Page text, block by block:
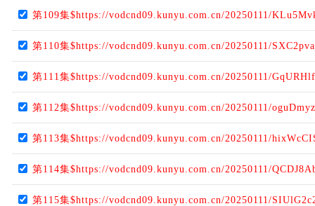
第109集$https://vodcnd09.kunyu.com.cn/20250111/
第110集$https://vodcnd09.kunyu.com.cn/20250111/
第111集$https://vodcnd09.kunyu.com.cn/20250111/
第112集$https://vodcnd09.kunyu.com.cn/20250111/
第113集$https://vodcnd09.kunyu.com.cn/20250111/
第114集$https://vodcnd09.kunyu.com.cn/20250111/
第115集$https://vodcnd09.kunyu.com.cn/20250111/